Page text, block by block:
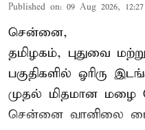
Published on: 09 Aug 2026,
சென்னை,
தமிழகம், புதுவை
பகுதிகளில் ஓரிரு
முதல் மிதமான மழை
சென்னை வானிலை